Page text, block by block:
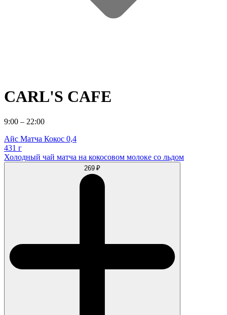
CARL'S CAFE
9:00 – 22:00
Айс Матча Кокос 0,4
431 г
Холодный чай матча на кокосовом молоке со льдом
269 ₽